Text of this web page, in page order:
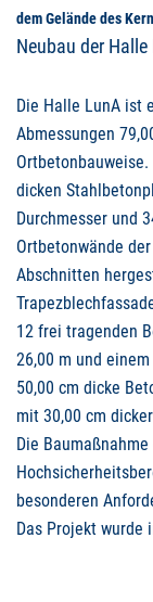
dem Gelände des
Neubau der Halle
Die Halle LunA ist
Abmessungen
dicken
Durchmesser und
Ortbetonwände
Abschnitten
12 frei tragenden
26,00 m und
50,00 cm dicke
mit 30,00 cm
Die
besonderen
Das Projekt